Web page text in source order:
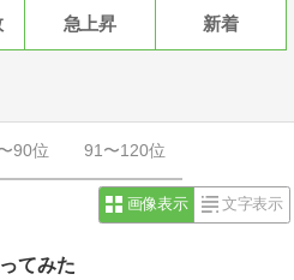
急上昇 新着
90位 91〜120位
画像表示 文字表示
てみた